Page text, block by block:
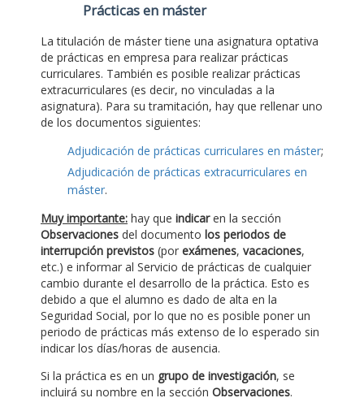
Prácticas en máster
La titulación de máster tiene una asignatura optativa
de prácticas en empresa para realizar prácticas
curriculares. También es posible realizar prácticas
extracurriculares (es decir, no vinculadas a la
asignatura). Para su tramitación, hay que rellenar uno
de los documentos siguientes:
Adjudicación de prácticas curriculares en máster;
Adjudicación de prácticas extracurriculares en
máster.
Muy importante: hay que indicaren la sección
Observaciones del documento los periodos de
interrupción previstos (por exámenes, vacaciones,
etc.) e informar al Servicio de prácticas de cualquier
cambio durante el desarrollo de la práctica. Esto es
debido a que el alumno es dado de alta en la
Seguridad Social, por lo que no es posible poner un
periodo de prácticas más extenso de lo esperado sin
indicar los días/horas de ausencia.
Si la práctica es en un grupo de investigación, se
incluirá su nombre en la sección Observaciones.